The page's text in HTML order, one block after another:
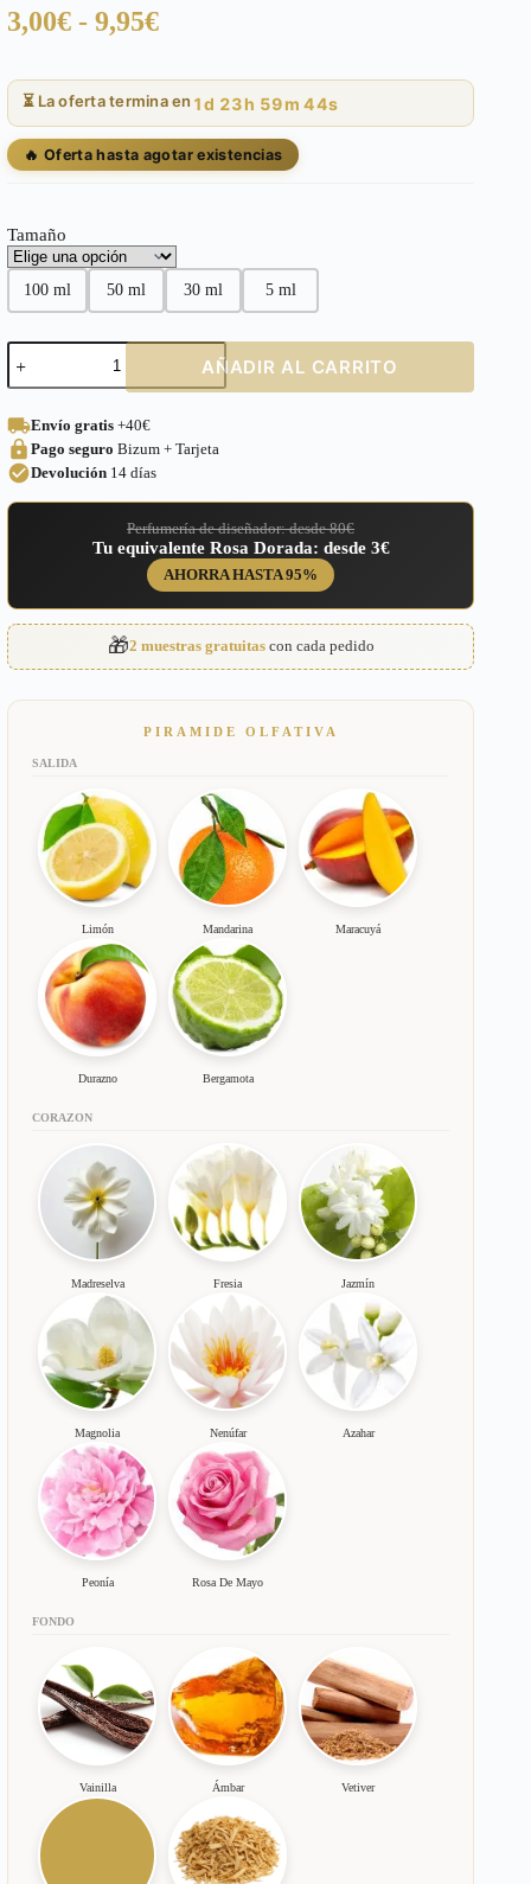
3,00€ - 9,95€Rango
precios:
desde
3,00€
hasta
⏳ La oferta termina en 1d 23h 59m 43s
🔥 Oferta hasta agotar existencias
Tamaño
100 ml 50 ml 30 ml 5 ml
Perfume
equivalente
a
Chanel
para
Mujer
37
AÑADIR AL CARRITO
Envío gratis +40€
Pago seguro Bizum + Tarjeta
Devolución 14 días
Perfumería de diseñador: desde 80€
Tu equivalente Rosa Dorada: desde 3€
AHORRA HASTA 95%
🎁2 muestras gratuitascon cada pedido
PIRAMIDE OLFATIVA
SALIDA
Limón Mandarina Maracuyá
Durazno Bergamota
CORAZON
Madreselva Fresia Jazmín
Magnolia Nenúfar Azahar
Peonía Rosa De Mayo
FONDO
Vainilla Ámbar Vetiver